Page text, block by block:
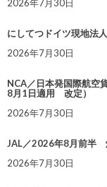
2026年7月30日
にしてつドイツ現地法
2026年7月30日
NCA／日本発国際航空
8月1日適用 改定）
2026年7月30日
JAL／2026年8月前半
2026年7月30日